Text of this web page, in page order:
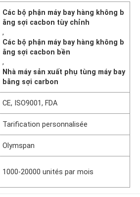
Các bộ phận máy bay hàng không b
ằng sợi cacbon tùy chỉnh
,
Các bộ phận máy bay hàng không b
ằng sợi cacbon bền
,
Nhà máy sản xuất phụ tùng máy bay
bằng sợi carbon
CE, ISO9001, FDA
Tarification personnalisée
Olymspan
1000-20000 unités par mois